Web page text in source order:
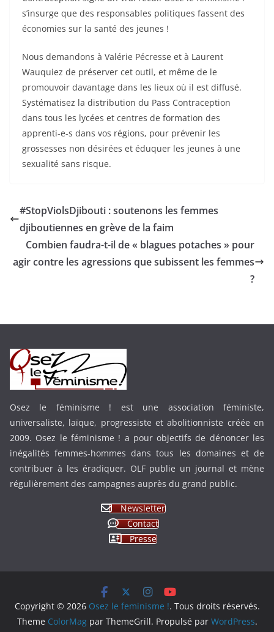
s’insurge que des responsables politiques fassent des
économies sur la santé des jeunes !
Nous demandons à Valérie Pécresse et à Laurent
Wauquiez de préserver cet outil, et même de le
promouvoir davantage dans les lieux où il est diffusé.
Systématisez la distribution du Pass Contraception
dans tous les lycées et centres de formation des
apprenti-e-s dans vos régions, pour prévenir les
grossesses non désirées et éduquer les jeunes à une
sexualité sans risque.
#StopViolsDjibouti : soutenons les femmes
djiboutiennes en grève de la faim
Combien faudra-t-il de « blagues potaches » pour
agir contre les agressions que subissent les femmes
?
Osez le féminisme ! est une association féministe,
universaliste, laïque, progressiste et abolitionniste créée en
2009. Osez le féminisme ! a pour objectifs de dénoncer les
inégalités femmes-hommes dans tous les domaines et de
contribuer à les éradiquer. OLF publie un journal et mène
régulièrement des campagnes auprès du grand public.
Newsletter
Contact
Presse
Copyright © 2026 Osez le feminisme !. Tous droits réservés.
Theme ColorMagpar ThemeGrill. Propulsé par WordPress.